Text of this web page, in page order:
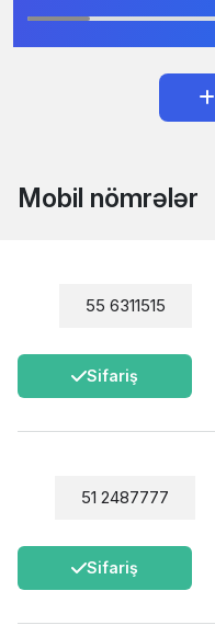
Mobil nömrələr
55 6311515
Sifariş
51 2487777
Sifariş